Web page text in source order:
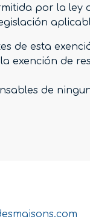
por la ley
de esta
exención de
de